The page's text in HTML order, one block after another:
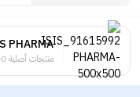
PHARMA
منتجات أصلية 100%